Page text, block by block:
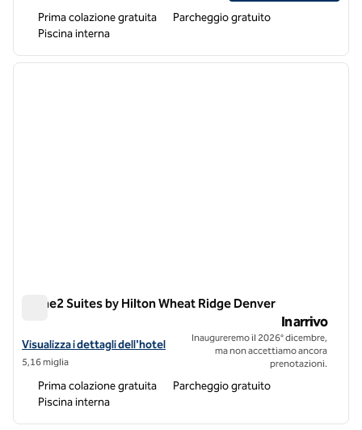
Prima colazione gratuita
Parcheggio gratuito
Piscina interna
1 di 11
Home2 Suites by Hilton Wheat Ridge Denver
Visualizza i dettagli dell'hotel Home2 Suites by Hilton Wheat Ridge
Visualizza i dettagli dell'hotel
5,16 miglia
In arrivo
Inaugureremo il 2026° dicembre,
ma non accettiamo ancora
prenotazioni.
Prima colazione gratuita
Parcheggio gratuito
Piscina interna